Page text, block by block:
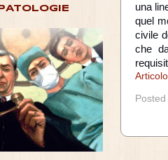
una
quel
civile
che